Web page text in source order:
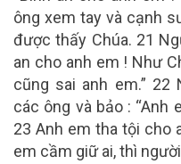
ông xem tay và cạnh
được thấy Chúa. 21
an cho anh em ! Như
cũng sai anh em.” 22
các ông và bảo : “Anh
23 Anh em tha tội cho
em cầm giữ ai, thì